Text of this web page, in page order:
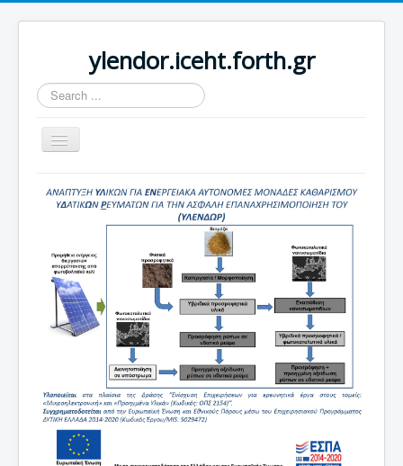
ylendor.iceht.forth.gr
Search
...
Toggle
Navigation